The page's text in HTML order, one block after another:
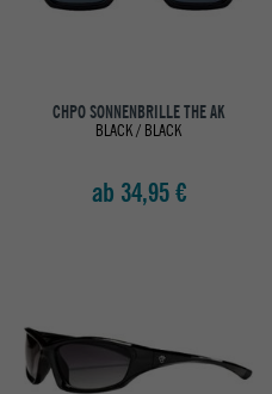
CHPO SONNENBRILLE THE AK
BLACK / BLACK
ab 34,95 €